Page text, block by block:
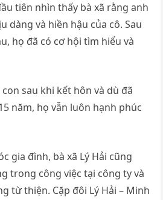
tiên nhìn thấy bà xã rằng anh
dàng và hiền hậu của cô. Sau
họ đã có cơ hội tìm hiểu và
sau khi kết hôn và dù đã
năm, họ vẫn luôn hạnh phúc
gia đình, bà xã Lý Hải cũng
trong công việc tại công ty và
từ thiện. Cặp đôi Lý Hải – Minh